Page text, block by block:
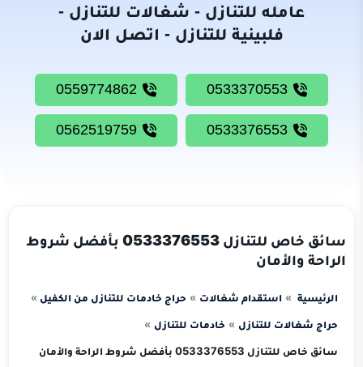
خادمات
للتنازل
شغالات
للتنازل
عامله للتنازل - شغالات للتنازل -
فلبينية للتنازل - اتصل الان
سائق خاص للتنازل 0533376553 بأفضل شروط
الراحة والأمان
الرئيسية استقدام شغالات حراج خادمات للتنازل من الكفيل
حراج شغالات للتنازل خادمات للتنازل
سائق خاص للتنازل 0533376553 بأفضل شروط الراحة والأمان